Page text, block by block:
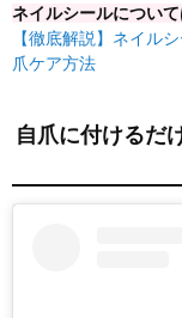
ネイルシールについ
【徹底解説】ネイル
爪ケア方法
自爪に付けるだ